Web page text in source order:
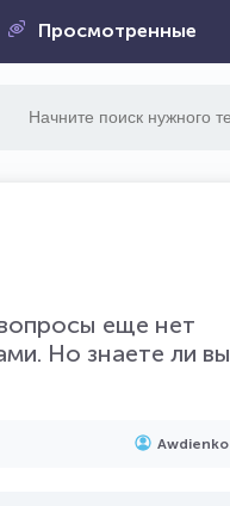
Просмотренные
еще нет
Но знаете ли вы
Awdienko